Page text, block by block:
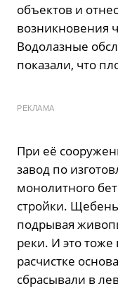
объектов и
возникновения
Водолазные
показали, что
РЕКЛАМА
При её
завод по
монолитного
стройки.
подрывая
реки. И это
расчистке
сбрасывали в